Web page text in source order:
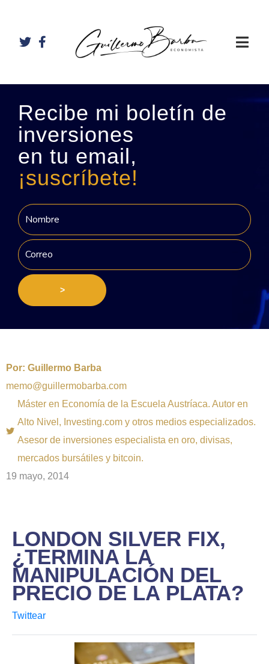
Recibe mi boletín de
inversiones
en tu email,
¡suscríbete!
>
Por: Guillermo Barba
memo@guillermobarba.com
Máster en Economía de la Escuela Austríaca. Autor en
Alto Nivel, Investing.com y otros medios especializados.
Asesor de inversiones especialista en oro, divisas,
mercados bursátiles y bitcoin.
19 mayo, 2014
LONDON SILVER FIX,
¿TERMINA LA
MANIPULACIÓN DEL
PRECIO DE LA PLATA?
Twittear